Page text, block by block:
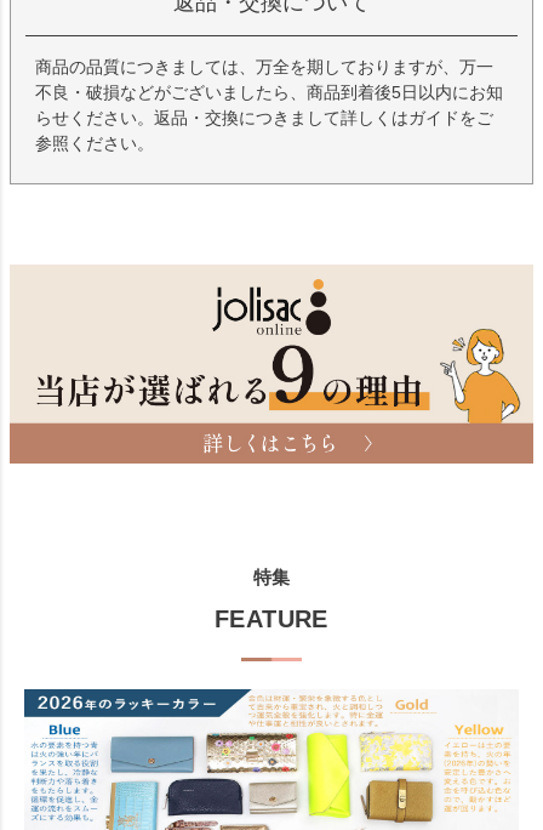
商品の品質につきましては、万全を期しておりますが、万一
不良・破損などがございましたら、商品到着後5日以内にお知
らせください。返品・交換につきまして詳しくはガイドをご
参照ください。
特集
FEATURE